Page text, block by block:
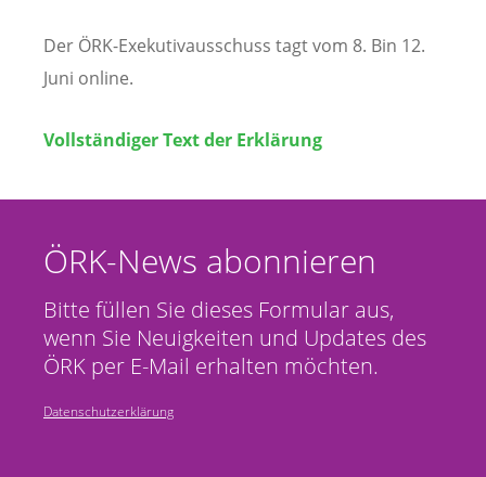
Der ÖRK-Exekutivausschuss tagt vom 8. Bin 12.
Juni online.
Vollständiger Text der Erklärung
ÖRK-News abonnieren
Bitte füllen Sie dieses Formular aus,
wenn Sie Neuigkeiten und Updates des
ÖRK per E-Mail erhalten möchten.
Datenschutzerklärung